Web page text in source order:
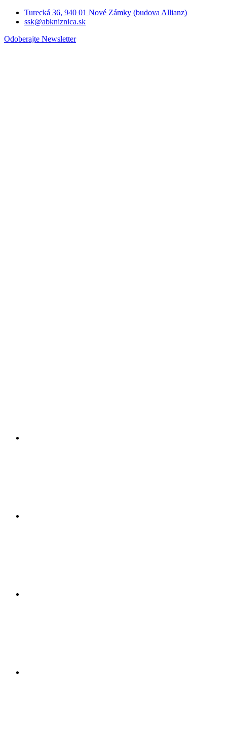
Turecká 36, 940 01 Nové Zámky (budova Allianz)
ssk@abkniznica.sk
Odoberajte Newsletter